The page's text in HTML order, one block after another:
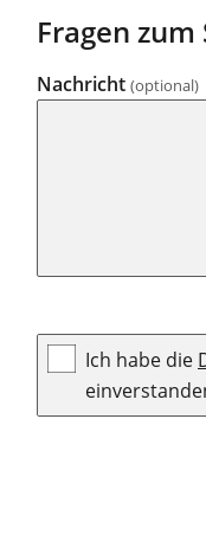
Fragen
Nachricht (optional)
Ich habe die